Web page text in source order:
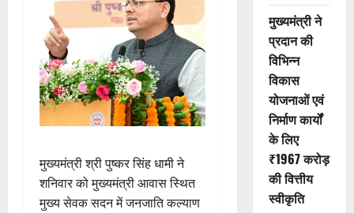
मुख्यमंत्री श्री पुष्कर सिंह धामी ने
शनिवार को मुख्यमंत्री आवास स्थित
मुख्य सेवक सदन में जनजाति कल्याण
मुख्यमंत्री ने
प्रदान की
विभिन्न
विकास
योजनाओं एवं
निर्माण कार्यों
के लिए
₹1967 करोड़
की वित्तीय
स्वीकृति